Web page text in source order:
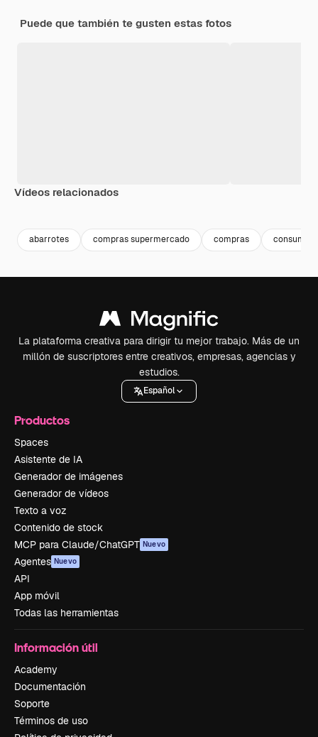
Puede que también te gusten estas fotos
Vídeos relacionados
abarrotes compras supermercado compras
La plataforma creativa para dirigir tu mejor trabajo. Más de un
millón de suscriptores entre creativos, empresas, agencias y
estudios.
Español
Productos
Spaces
Asistente de IA
Generador de imágenes
Generador de vídeos
Texto a voz
Contenido de stock
MCP para Claude/ChatGPT Nuevo
Agentes Nuevo
API
App móvil
Todas las herramientas
Información útil
Academy
Documentación
Soporte
Términos de uso